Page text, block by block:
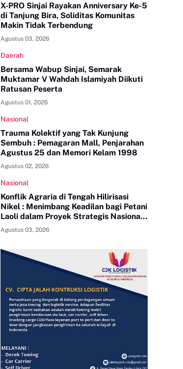
X-PRO Sinjai Rayakan Anniversary Ke-5
di Tanjung Bira, Soliditas Komunitas
Makin Tidak Terbendung
Agustus 03, 2026
Daerah
Bersama Wabup Sinjai, Semarak
Muktamar V Wahdah Islamiyah Diikuti
Ratusan Peserta
Agustus 01, 2026
Nasional
Trauma Kolektif yang Tak Kunjung
Sembuh : Pemagaran Mall, Penjarahan
Agustus 25 dan Memori Kelam 1998
Agustus 02, 2026
Nasional
Konflik Agraria di Tengah Hilirisasi
Nikel : Menimbang Keadilan bagi Petani
Laoli dalam Proyek Strategis Nasional
PT Indonesia Huali Industry Park
Agustus 03, 2026